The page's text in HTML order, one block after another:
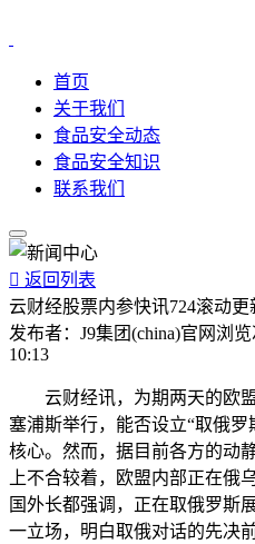
首页
关于我们
食品安全动态
食品安全知识
联系我们
 返回列表
云财经股票内参快讯724滚动
发布者： J9集团(china)官网 浏览
10:13
云财经讯，为期两天的欧盟
塞浦斯举行，能否设立“取俄
核心。然而，据目前各方的动
上不合较着，欧盟内部正在俄
国外长都强调，正在取俄罗斯
一立场，明白取俄对话的先决